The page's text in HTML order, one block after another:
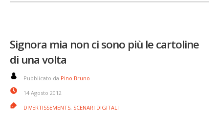
Signora mia non ci sono più le cartoline
di una volta
Pubblicato da Pino Bruno
14 Agosto 2012
DIVERTISSEMENTS, SCENARI DIGITALI